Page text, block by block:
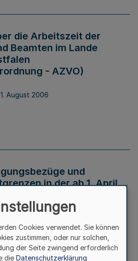
die Arbeitszeit der
Beamten im Lande
- AZVO)
August 2006
und
in der ab 1. April
Cookies verwendet. Sie können
zustimmen, oder nur solchen,
der Seite zwingend erforderlich
die Datenschutzerklärung